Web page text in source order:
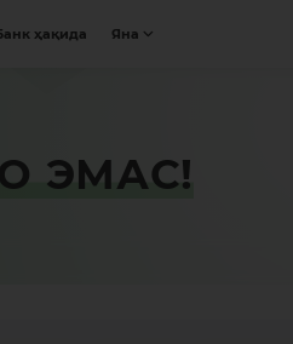
ҳақида Яна
ЭМАС!